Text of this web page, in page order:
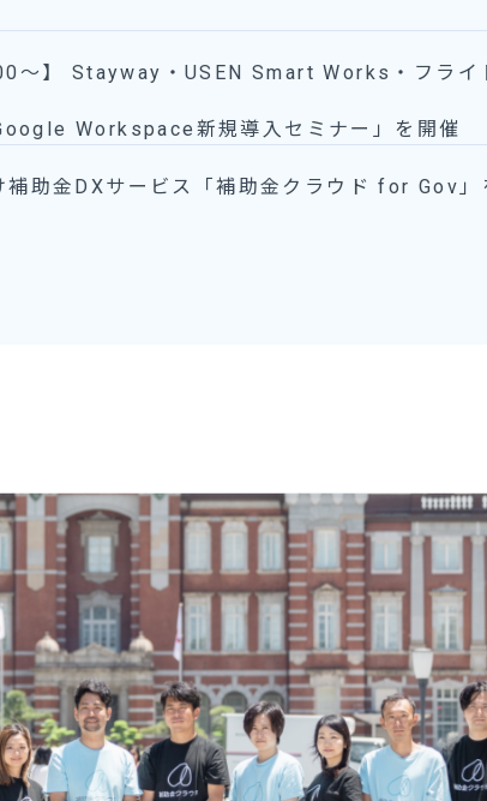
～】 Stayway・USEN Smart Works・フライ
Workspace新規導入セミナー」を開催
助金DXサービス「補助金クラウド for Gov」